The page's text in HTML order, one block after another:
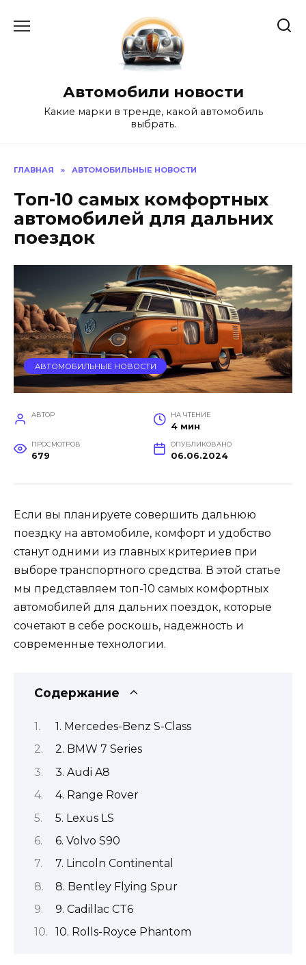
Автомобили новости
Какие марки в тренде, какой автомобиль
выбрать.
ГЛАВНАЯ » АВТОМОБИЛЬНЫЕ НОВОСТИ
Топ-10 самых комфортных
автомобилей для дальних
поездок
АВТОМОБИЛЬНЫЕ НОВОСТИ
АВТОР НА ЧТЕНИЕ
4 мин
ПРОСМОТРОВ
679
ОПУБЛИКОВАНО
06.06.2024
Если вы планируете совершить дальнюю
поездку на автомобиле, комфорт и удобство
станут одними из главных критериев при
выборе транспортного средства. В этой статье
мы представляем топ-10 самых комфортных
автомобилей для дальних поездок, которые
сочетают в себе роскошь, надежность и
современные технологии.
Содержание
1. Mercedes-Benz S-Class
2. BMW 7 Series
3. Audi A8
4. Range Rover
5. Lexus LS
6. Volvo S90
7. Lincoln Continental
8. Bentley Flying Spur
9. Cadillac CT6
10. Rolls-Royce Phantom